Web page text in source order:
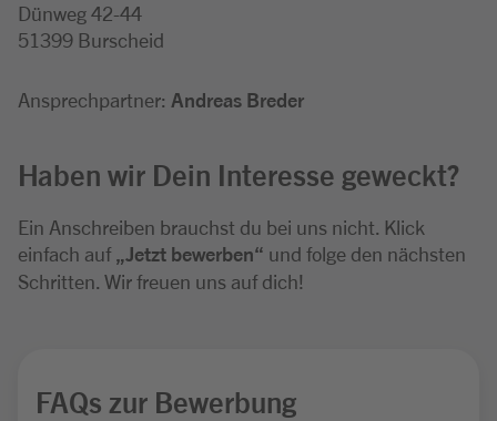
Dünweg 42-44
51399 Burscheid
Ansprechpartner: Andreas Breder
Haben wir Dein Interesse geweckt?
Ein Anschreiben brauchst du bei uns nicht. Klick
einfach auf „Jetzt bewerben“ und folge den nächsten
Schritten. Wir freuen uns auf dich!
FAQs zur Bewerbung